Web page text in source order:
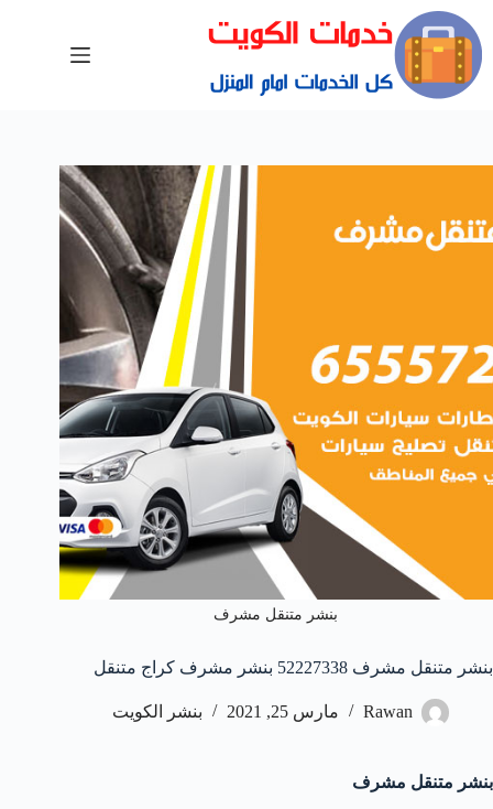
بنشر متنقل مشرف
بنشر متنقل مشرف 52227338 بنشر مشرف كراج متنقل
Rawan مارس 25, 2021 بنشر الكويت
بنشر متنقل مشرف